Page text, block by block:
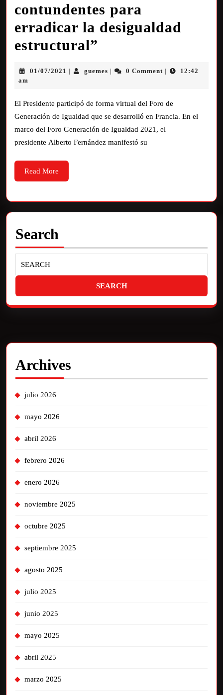
contundentes para
erradicar la desigualdad
estructural”
01/07/2021 guemes 0 Comment
12:42
am
El Presidente participó de forma virtual del Foro de
Generación de Igualdad que se desarrolló en Francia. En el
marco del Foro Generación de Igualdad 2021, el
presidente Alberto Fernández manifestó su
Read More
Search
Archives
julio 2026
mayo 2026
abril 2026
febrero 2026
enero 2026
noviembre 2025
octubre 2025
septiembre 2025
agosto 2025
julio 2025
junio 2025
mayo 2025
abril 2025
marzo 2025